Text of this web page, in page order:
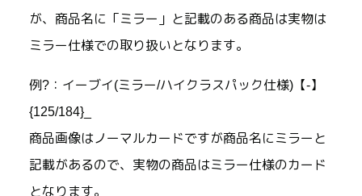
が、商品名に「ミラー」と記載のある商品は実物は
ミラー仕様での取り扱いとなります。
例?：イーブイ(ミラー/ハイクラスパック仕様)【-】
{125/184}_
商品画像はノーマルカードですが商品名にミラーと
記載があるので、実物の商品はミラー仕様のカード
となります。